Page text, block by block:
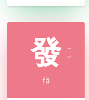
發 ㄈ
ㄚ
fā